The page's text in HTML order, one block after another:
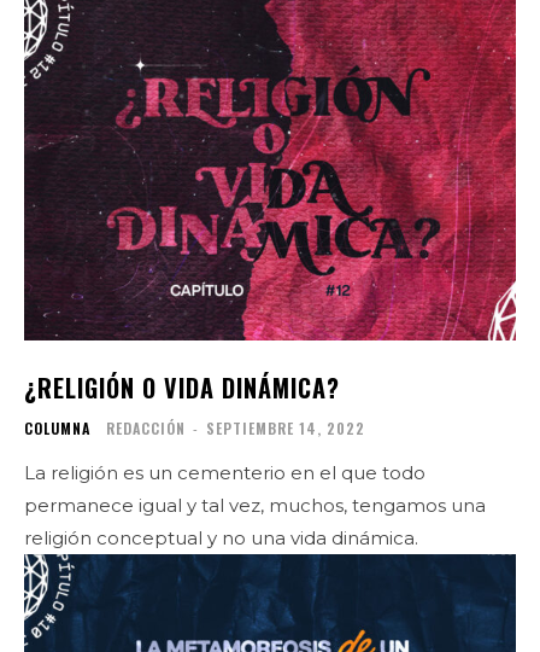
¿RELIGIÓN O VIDA DINÁMICA?
COLUMNA REDACCIÓN - SEPTIEMBRE 14, 2022
La religión es un cementerio en el que todo
permanece igual y tal vez, muchos, tengamos una
religión conceptual y no una vida dinámica.